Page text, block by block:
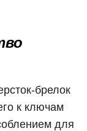
брелок
к ключам
для